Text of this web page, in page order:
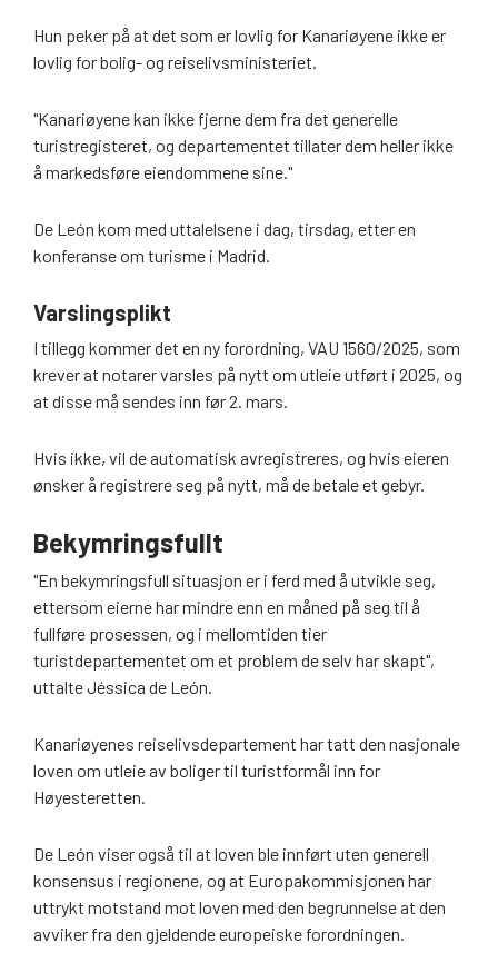
Hun peker på at det som er lovlig for Kanariøyene ikke er
lovlig for bolig- og reiselivsministeriet.
"Kanariøyene kan ikke fjerne dem fra det generelle
turistregisteret, og departementet tillater dem heller ikke
å markedsføre eiendommene sine."
De León kom med uttalelsene i dag, tirsdag, etter en
konferanse om turisme i Madrid.
Varslingsplikt
I tillegg kommer det en ny forordning, VAU 1560/2025, som
krever at notarer varsles på nytt om utleie utført i 2025, og
at disse må sendes inn før 2. mars.
Hvis ikke, vil de automatisk avregistreres, og hvis eieren
ønsker å registrere seg på nytt, må de betale et gebyr.
Bekymringsfullt
"En bekymringsfull situasjon er i ferd med å utvikle seg,
ettersom eierne har mindre enn en måned på seg til å
fullføre prosessen, og i mellomtiden tier
turistdepartementet om et problem de selv har skapt",
uttalte Jéssica de León.
Kanariøyenes reiselivsdepartement har tatt den nasjonale
loven om utleie av boliger til turistformål inn for
Høyesteretten.
De León viser også til at loven ble innført uten generell
konsensus i regionene, og at Europakommisjonen har
uttrykt motstand mot loven med den begrunnelse at den
avviker fra den gjeldende europeiske forordningen.